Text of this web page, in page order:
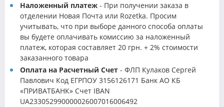
Наложенный платеж - При получении заказа в
отделении Новая Почта или Rozetka. Просим
учитывать, что при выборе данного способа оплаты
вы будете оплачивать комиссию за наложенный
платеж, которая составляет 20 грн. + 2% стоимости
заказанного товара
Оплата на Расчетный Счет - ФЛП Кулаков Сергей
Павлович Код ЕГРПОУ 3156126171 Банк АО КБ
«ПРИВАТБАНК» Счет IBAN
UA233052990000026007016006492